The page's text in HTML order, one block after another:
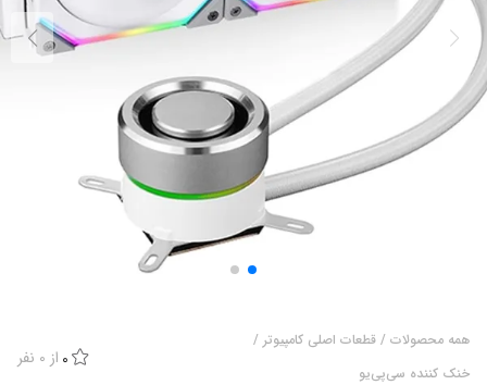
همه محصولات / قطعات اصلی کامپیوتر /
خنک کننده سی‌پی‌یو
0 از 0 نفر